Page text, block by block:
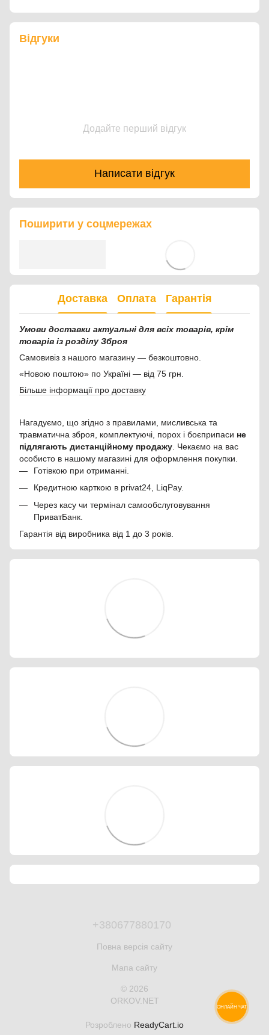
Відгуки
Додайте перший відгук
Написати відгук
Поширити у соцмережах
Доставка Оплата Гарантія
Умови доставки актуальні для всіх товарів, крім
товарів із розділу Зброя
Самовивіз з нашого магазину — безкоштовно.
«Новою поштою» по Україні — від 75 грн.
Більше інформації про доставку
Нагадуємо, що згідно з правилами, мисливська та
травматична зброя, комплектуючі, порох і боєприпаси не
підлягають дистанційному продажу . Чекаємо на вас
особисто в нашому магазині для оформлення покупки.
Готівкою при отриманні.
Кредитною карткою в privat24, LiqPay.
Через касу чи термінал самообслуговування
ПриватБанк.
Гарантія від виробника від 1 до 3 років.
+380677880170
Повна версія сайту
Мапа сайту
© 2026
ORKOV.NET
Розроблено ReadyCart.io
ОНЛАЙН ЧАТ